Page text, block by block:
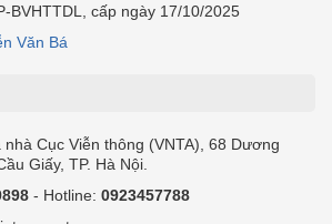
BVHTTDL, cấp ngày 17/10/2025
Văn Bá
Cục Viễn thông (VNTA), 68 Dương
Giấy, TP. Hà Nội.
- Hotline: 0923457788